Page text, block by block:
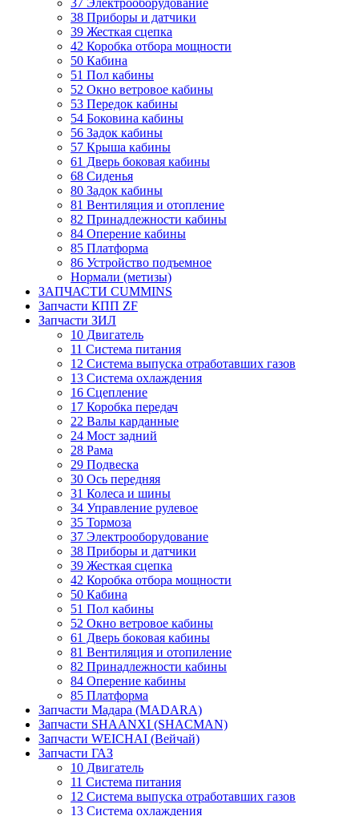
37 Электрооборудование
38 Приборы и датчики
39 Жесткая сцепка
42 Коробка отбора мощности
50 Кабина
51 Пол кабины
52 Окно ветровое кабины
53 Передок кабины
54 Боковина кабины
56 Задок кабины
57 Крыша кабины
61 Дверь боковая кабины
68 Сиденья
80 Задок кабины
81 Вентиляция и отопление
82 Принадлежности кабины
84 Оперение кабины
85 Платформа
86 Устройство подъемное
Нормали (метизы)
ЗАПЧАСТИ CUMMINS
Запчасти КПП ZF
Запчасти ЗИЛ
10 Двигатель
11 Система питания
12 Система выпуска отработавших газов
13 Система охлаждения
16 Сцепление
17 Коробка передач
22 Валы карданные
24 Мост задний
28 Рама
29 Подвеска
30 Ось передняя
31 Колеса и шины
34 Управление рулевое
35 Тормоза
37 Электрооборудование
38 Приборы и датчики
39 Жесткая сцепка
42 Коробка отбора мощности
50 Кабина
51 Пол кабины
52 Окно ветровое кабины
61 Дверь боковая кабины
81 Вентиляция и отопиление
82 Принадлежности кабины
84 Оперение кабины
85 Платформа
Запчасти Мадара (MADARA)
Запчасти SHAANXI (SHACMAN)
Запчасти WEICHAI (Вейчай)
Запчасти ГАЗ
10 Двигатель
11 Система питания
12 Система выпуска отработавших газов
13 Система охлаждения